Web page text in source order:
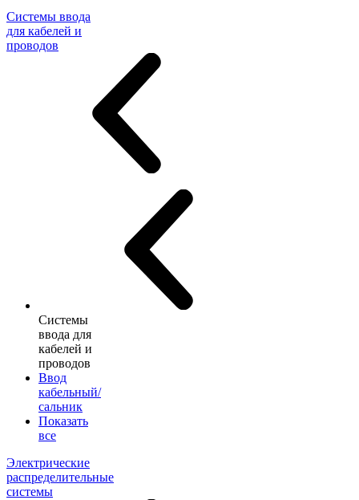
Системы ввода
для кабелей и
проводов
Системы
ввода для
кабелей и
проводов
Ввод
кабельный/
сальник
Показать
все
Электрические
распределительные
системы